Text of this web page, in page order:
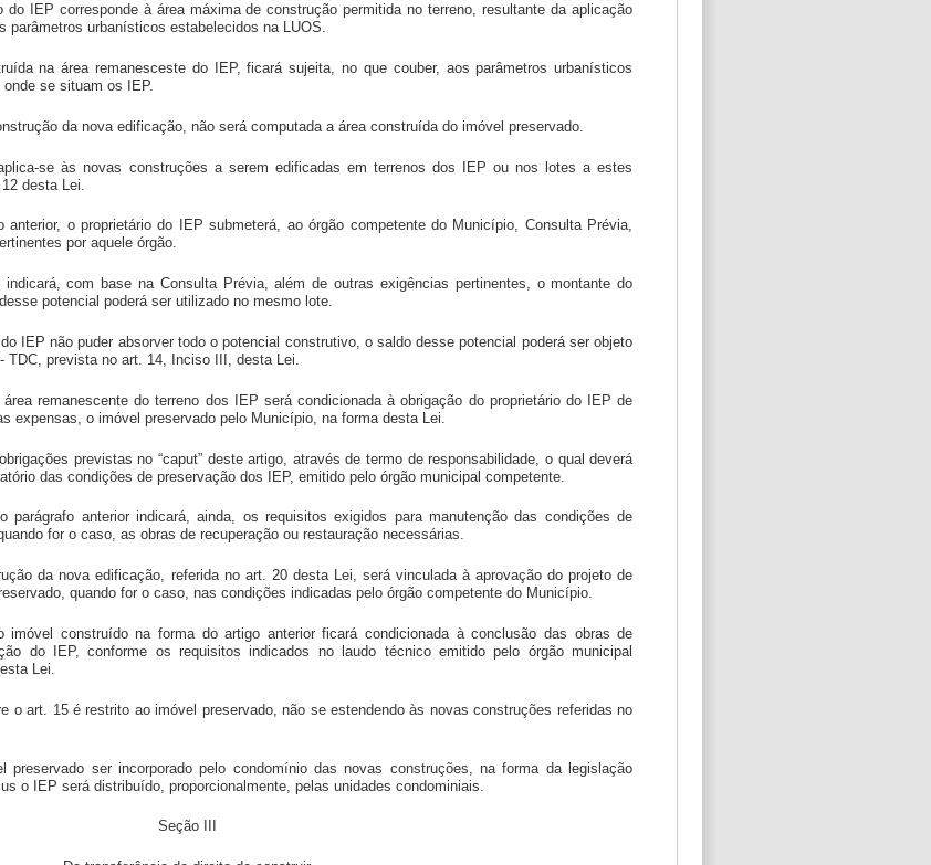
do IEP corresponde à área máxima de construção permitida no terreno, resultante da aplicação
parâmetros urbanísticos estabelecidos na LUOS.
na área remanesceste do IEP, ficará sujeita, no que couber, aos parâmetros urbanísticos
se situam os IEP.
da nova edificação, não será computada a área construída do imóvel preservado.
se às novas construções a serem edificadas em terrenos dos IEP ou nos lotes a estes
desta Lei.
o proprietário do IEP submeterá, ao órgão competente do Município, Consulta Prévia,
por aquele órgão.
com base na Consulta Prévia, além de outras exigências pertinentes, o montante do
potencial poderá ser utilizado no mesmo lote.
IEP não puder absorver todo o potencial construtivo, o saldo desse potencial poderá ser objeto
TDC, prevista no art. 14, Inciso III, desta Lei.
remanescente do terreno dos IEP será condicionada à obrigação do proprietário do IEP de
expensas, o imóvel preservado pelo Município, na forma desta Lei.
previstas no “caput” deste artigo, através de termo de responsabilidade, o qual deverá
das condições de preservação dos IEP, emitido pelo órgão municipal competente.
anterior indicará, ainda, os requisitos exigidos para manutenção das condições de
for o caso, as obras de recuperação ou restauração necessárias.
da nova edificação, referida no art. 20 desta Lei, será vinculada à aprovação do projeto de
quando for o caso, nas condições indicadas pelo órgão competente do Município.
imóvel construído na forma do artigo anterior ficará condicionada à conclusão das obras de
do IEP, conforme os requisitos indicados no laudo técnico emitido pelo órgão municipal
Lei.
o art. 15 é restrito ao imóvel preservado, não se estendendo às novas construções referidas no
preservado ser incorporado pelo condomínio das novas construções, na forma da legislação
o IEP será distribuído, proporcionalmente, pelas unidades condominiais.
Seção III